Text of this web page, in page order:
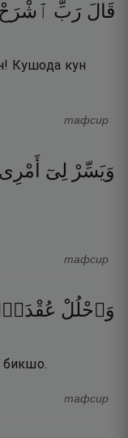
قَالَ رَبِّ ٱشْرَحْ
Кушода кун
тафсир
وَيَسِّرْ لِىٓ أَمْرِى
тафсир
وَٱحْلُلْ
бикшо.
тафсир